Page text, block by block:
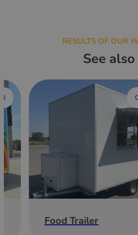
RESULTS OF OUR
See also
Food Trailer